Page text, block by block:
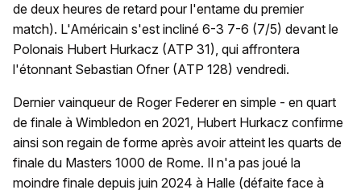
de deux heures de retard pour l'entame du premier
match). L'Américain s'est incliné 6-3 7-6 (7/5) devant le
Polonais Hubert Hurkacz (ATP 31), qui affrontera
l'étonnant Sebastian Ofner (ATP 128) vendredi.
Dernier vainqueur de Roger Federer en simple - en quart
de finale à Wimbledon en 2021, Hubert Hurkacz confirme
ainsi son regain de forme après avoir atteint les quarts de
finale du Masters 1000 de Rome. Il n'a pas joué la
moindre finale depuis juin 2024 à Halle (défaite face à